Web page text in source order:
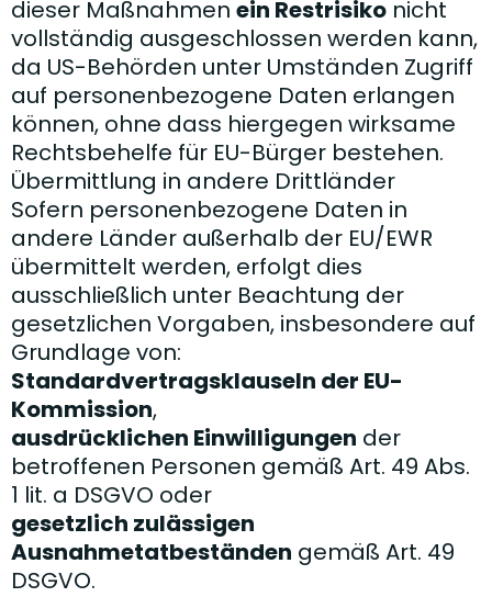
dieser Maßnahmen ein Restrisiko nicht
vollständig ausgeschlossen werden kann,
da US-Behörden unter Umständen Zugriff
auf personenbezogene Daten erlangen
können, ohne dass hiergegen wirksame
Rechtsbehelfe für EU-Bürger bestehen.
Übermittlung in andere Drittländer
Sofern personenbezogene Daten in
andere Länder außerhalb der EU/EWR
übermittelt werden, erfolgt dies
ausschließlich unter Beachtung der
gesetzlichen Vorgaben, insbesondere auf
Grundlage von:
Standardvertragsklauseln der EU-
Kommission,
ausdrücklichen Einwilligungen der
betroffenen Personen gemäß Art. 49 Abs.
1 lit. a DSGVO oder
gesetzlich zulässigen
Ausnahmetatbeständen gemäß Art. 49
DSGVO.